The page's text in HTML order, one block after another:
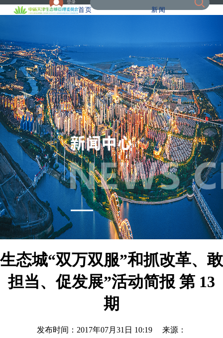
登录
首页 新闻
生态城“双万双服”和抓改革、敢
担当、促发展”活动简报 第 13
期
发布时间：2017年07月31日 10:19 来源：